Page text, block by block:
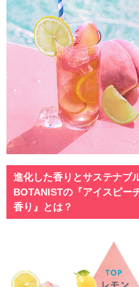
進化した香りとサステナブ
BOTANISTの『アイスピー
香り』とは？